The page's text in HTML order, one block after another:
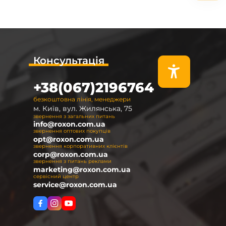
Консультація
безкоштовна лінія, менеджери
+38(067)2196764
м. Київ, вул. Жилянська, 75
звернення з загальних питань
info@roxon.com.ua
звернення оптових покупців
opt@roxon.com.ua
звернення корпоративних клієнтів
corp@roxon.com.ua
звернення з питань реклами
marketing@roxon.com.ua
сервісний центр
service@roxon.com.ua